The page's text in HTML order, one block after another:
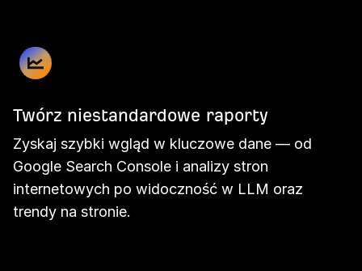
Twórz niestandardowe raporty
Zyskaj szybki wgląd w kluczowe dane — od
Google Search Console i analizy stron
internetowych po widoczność w LLM oraz
trendy na stronie.